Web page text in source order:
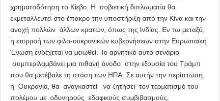
χρηματοδότηση το Κίεβο. Η σοβιετική διπλωματία θα
εκμεταλλευτεί στο έπακρο την υποστήριξη από την Κίνα και την
ανοχή πολλών άλλων κρατών, όπως της Ινδίας. Εν τω μεταξύ,
η επιρροή των φιλο-ουκρανικών κυβερνήσεων στην Ευρωπαϊκή
Ένωση ενδέχεται να μειωθεί. Το αρνητικό αυτό σενάριο
συμπεριλαμβάνει μια πιθανή άνοδο στην εξουσία του Τράμπ
που θα μετέβαλε τη στάση των ΗΠΑ. Σε αυτήν την περίπτωση,
η Ουκρανία, θα αναγκαστεί να ζητήσει τον τερματισμό του
πολέμου με οδυνηρούς εδαφικούς συμβιβασμούς,